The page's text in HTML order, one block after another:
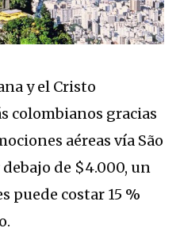
y el Cristo
colombianos gracias
aéreas vía São
de $4.000, un
puede costar 15 %